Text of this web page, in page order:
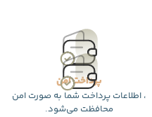
پرداخت امن
، اطلاعات پرداخت شما به صورت امن
محافظت می‌شود.